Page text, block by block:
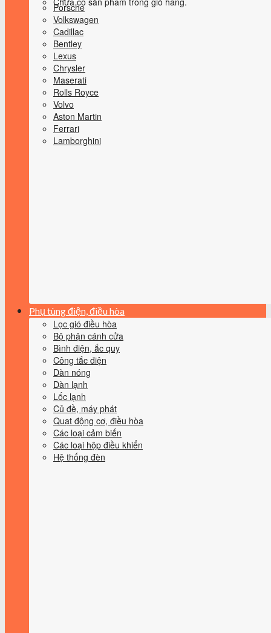
Porsche
Volkswagen
Cadillac
Bentley
Lexus
Chrysler
Maserati
Rolls Royce
Volvo
Aston Martin
Ferrari
Lamborghini
Phụ tùng điện, điều hòa
Lọc gió điều hòa
Bộ phận cánh cửa
Bình điện, ắc quy
Công tắc điện
Dàn nóng
Dàn lạnh
Lốc lạnh
Củ đề, máy phát
Quạt động cơ, điều hòa
Các loại cảm biến
Các loại hộp điều khiển
Hệ thống đèn